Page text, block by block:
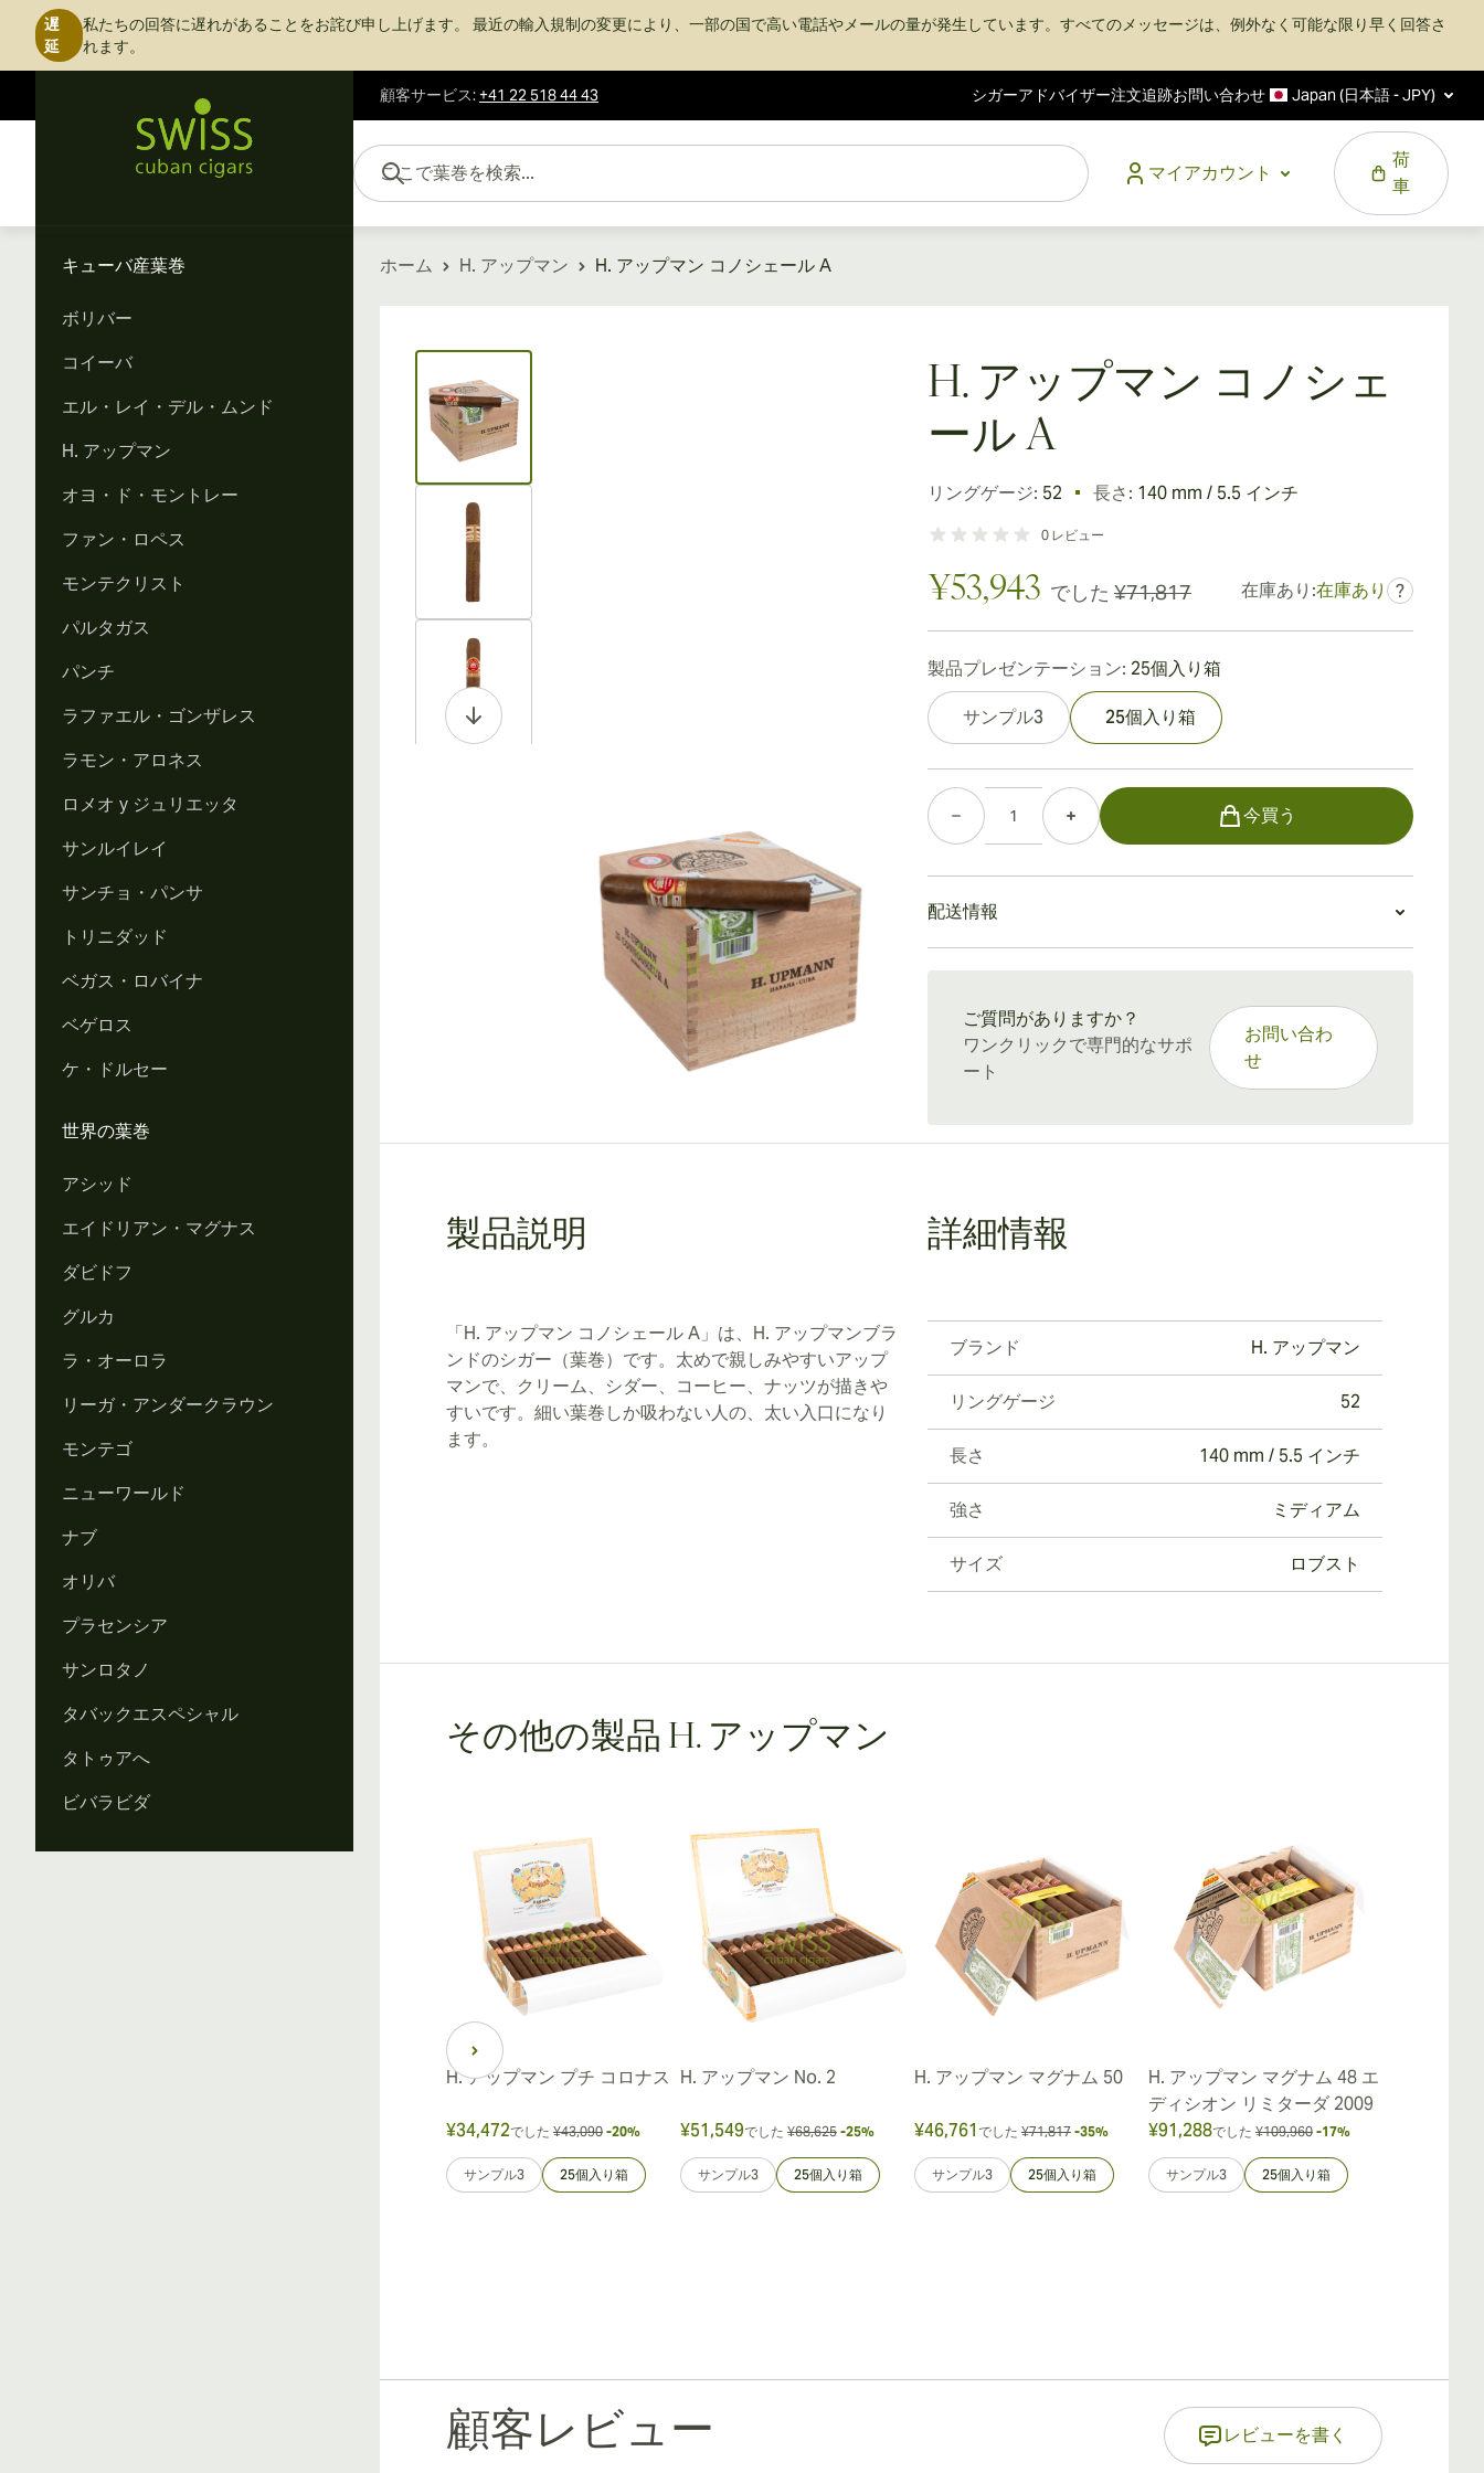
遅
延
私たちの回答に遅れがあることをお詫び申し上げます。 最近の輸入規制の変更により、一部の国で高い電話やメールの量が発生しています。すべてのメッセージは、例外なく可能な限り早く回答さ
れます。
顧客サービス:+41 22 518 44 43 シガーアドバイザー注文追跡お問い合わせ Japan (日本語 - JPY)
コンテンツにスキップ
マイアカウント
荷
車
ここで葉巻を検索...
キューバ産葉巻
ボリバー
コイーバ
エル・レイ・デル・ムンド
H. アップマン
オヨ・ド・モントレー
ファン・ロペス
モンテクリスト
パルタガス
パンチ
ラファエル・ゴンザレス
ラモン・アロネス
ロメオ y ジュリエッタ
サンルイレイ
サンチョ・パンサ
トリニダッド
ベガス・ロバイナ
ベゲロス
ケ・ドルセー
世界の葉巻
アシッド
エイドリアン・マグナス
ダビドフ
グルカ
ラ・オーロラ
リーガ・アンダークラウン
モンテゴ
ニューワールド
ナブ
オリバ
プラセンシア
サンロタノ
タバックエスペシャル
タトゥアへ
ビバラビダ
ホーム H. アップマン H. アップマン コノシェール A
View larger image
View larger image
H. アップマン コノシェ
ール A
リングゲージ: 52 長さ: 140 mm / 5.5 インチ
0 レビュー
¥53,943 でした ¥71,817 在庫あり:在庫あり ?
製品プレゼンテーション: 25個入り箱
サンプル3 25個入り箱
個数
今買う
配送情報
ご質問がありますか？
ワンクリックで専門的なサポ
ート
お問い合わ
せ
製品説明
「H. アップマン コノシェール A」は、H. アップマンブラ
ンドのシガー（葉巻）です。太めで親しみやすいアップ
マンで、クリーム、シダー、コーヒー、ナッツが描きや
すいです。細い葉巻しか吸わない人の、太い入口になり
ます。
詳細情報
ブランド H. アップマン
リングゲージ 52
長さ 140 mm / 5.5 インチ
強さ ミディアム
サイズ ロブスト
その他の製品 H. アップマン
H. アップマン プチ コロナス
¥34,472でした ¥43,090 -20%
サンプル3 25個入り箱
H. アップマン No. 2
¥51,549でした ¥68,625 -25%
サンプル3 25個入り箱
H. アップマン マグナム 50
¥46,761 でした ¥71,817 -35%
サンプル3 25個入り箱
H. アップマン マグナム 48 エ
ディシオン リミターダ 2009
¥91,288でした ¥109,960 -17%
サンプル3 25個入り箱
顧客レビュー レビューを書く